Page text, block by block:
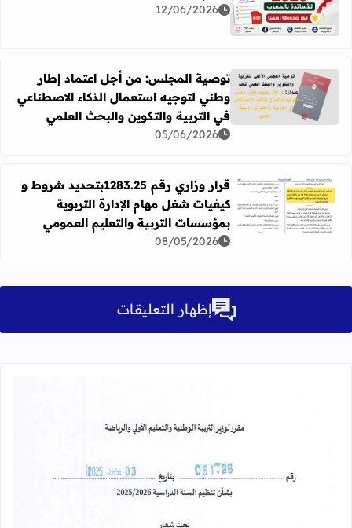
اقرأ المزيد عن نتائج الحركة الانتقالية هيئة التدريس برسم سنة
12/06/2026
اقرأ المزيد عن توصية المجلس: من أجل اعتماد إطار وطني
توصية المجلس: من أجل اعتماد إطار
وطني لتوجيه استعمال الذكاء الاصطناعي
في التربية والتكوين والبحث العلمي
05/06/2026
اقرأ المزيد عن قرار وزاري رقم 1283.25بتحديد شروط و كيفيات شغل مهام الإدارة التربوية بمؤسسات التربية والتعليم العمومي
قرار وزاري رقم 1283.25بتحديد شروط و
كيفيات شغل مهام الإدارة التربوية
بمؤسسات التربية والتعليم العمومي
08/05/2026
إظهار التعليقات
قراءة المزيد عن مقرر تنظيم السنة الدراسية